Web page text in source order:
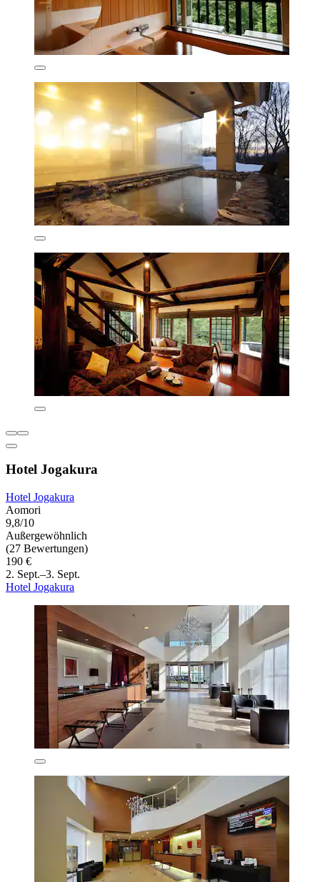
Hotel Jogakura
Hotel Jogakura
Aomori
9,8/10
Außergewöhnlich
(27 Bewertungen)
190 €
2. Sept.–3. Sept.
Hotel Jogakura